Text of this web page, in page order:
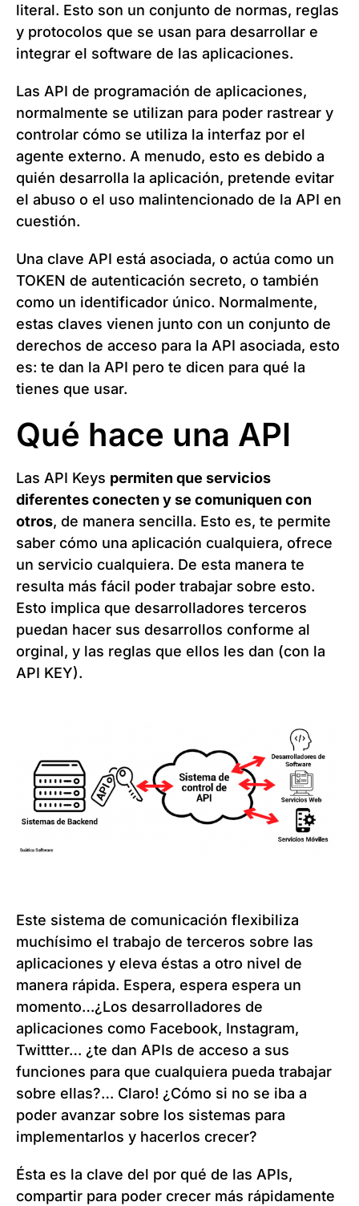
literal. Esto son un conjunto de normas, reglas
y protocolos que se usan para desarrollar e
integrar el software de las aplicaciones.
Las API de programación de aplicaciones,
normalmente se utilizan para poder rastrear y
controlar cómo se utiliza la interfaz por el
agente externo. A menudo, esto es debido a
quién desarrolla la aplicación, pretende evitar
el abuso o el uso malintencionado de la API en
cuestión.
Una clave API está asociada, o actúa como un
TOKEN de autenticación secreto, o también
como un identificador único. Normalmente,
estas claves vienen junto con un conjunto de
derechos de acceso para la API asociada, esto
es: te dan la API pero te dicen para qué la
tienes que usar.
Qué hace una API
Las API Keys permiten que servicios
diferentes conecten y se comuniquen con
otros, de manera sencilla. Esto es, te permite
saber cómo una aplicación cualquiera, ofrece
un servicio cualquiera. De esta manera te
resulta más fácil poder trabajar sobre esto.
Esto implica que desarrolladores terceros
puedan hacer sus desarrollos conforme al
orginal, y las reglas que ellos les dan (con la
API KEY).
Este sistema de comunicación flexibiliza
muchísimo el trabajo de terceros sobre las
aplicaciones y eleva éstas a otro nivel de
manera rápida. Espera, espera espera un
momento…¿Los desarrolladores de
aplicaciones como Facebook, Instagram,
Twittter… ¿te dan APIs de acceso a sus
funciones para que cualquiera pueda trabajar
sobre ellas?… Claro! ¿Cómo si no se iba a
poder avanzar sobre los sistemas para
implementarlos y hacerlos crecer?
Ésta es la clave del por qué de las APIs,
compartir para poder crecer más rápidamente